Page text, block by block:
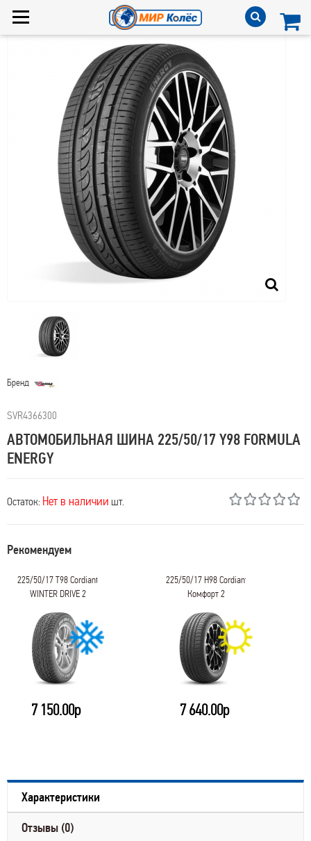
Бренд
SVR4366300
АВТОМОБИЛЬНАЯ ШИНА 225/50/17 Y98 FORMULA
ENERGY
Остаток: Нет в наличии шт.
Рекомендуем
225/50/17 T98 Cordiant
WINTER DRIVE 2
7 150.00р
225/50/17 H98 Cordiant
Комфорт 2
7 640.00р
Характеристики
Отзывы (0)